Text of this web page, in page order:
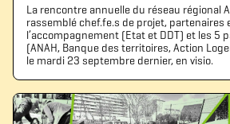
La rencontre annuelle du réseau régional
rassemblé chef.fe.s de projet, partenaires
l’accompagnement (Etat et DDT) et les 5
(ANAH, Banque des territoires, Action
le mardi 23 septembre dernier, en visio.